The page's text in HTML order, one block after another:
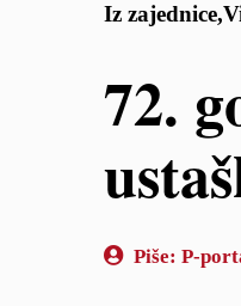
Iz zajednice,
72.
Piše: P-